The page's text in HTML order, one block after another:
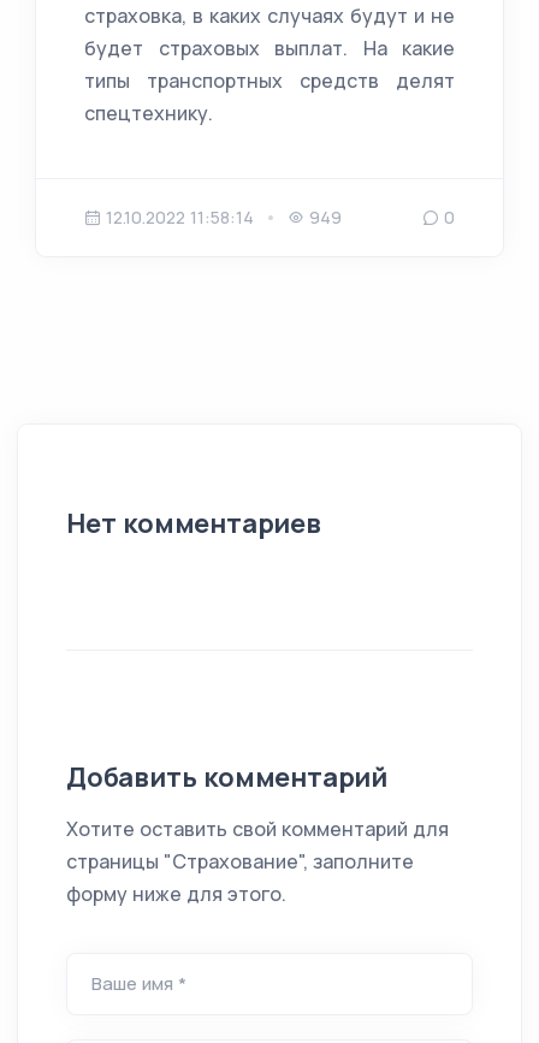
страховка, в каких случаях будут и не
будет страховых выплат. На какие
типы транспортных средств делят
спецтехнику.
12.10.2022 11:58:14 949 0
Нет комментариев
Добавить комментарий
Хотите оставить свой комментарий для
страницы "Страхование", заполните
форму ниже для этого.
Ваше имя *